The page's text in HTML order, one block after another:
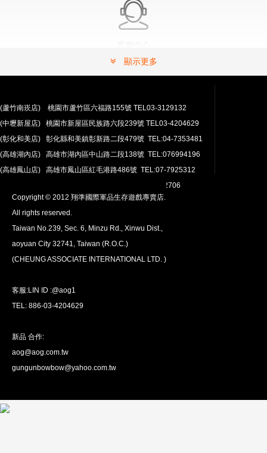
有問題嗎？ 可以連絡我們。
常見問題解答請按這裡.
安心購買
我們將運送至全球
顯示更多
(蘆竹南崁店) 桃園市蘆竹區六福路155號 TEL03-3129132
(中壢新屋店) 桃園市新屋區民族路六段239號 TEL03-4204629
(彰化和美店) 彰化縣和美鎮彰新路二段479號 TEL:04-7353481
(高雄湖內店) 高雄市湖內區中山路二段138號 TEL:076994196
(高雄鳳山店) 高雄市鳳山區紅毛港路486號 TEL:07-7925312
翔準網路部門:TEL 03-4202763 03-4202706
Copyright © 2012 翔準國際軍品生存遊戲專賣店.
All rights reserved.
Taiwan No.239, Sec. 6, Minzu Rd., Xinwu Dist.,
aoyuan City 32741, Taiwan (R.O.C.)
(CHEUNG ASSOCIATE INTERNATIONAL LTD. )
客服:LIN ID :@aog1
TEL: 886-03-4204629
新品 合作:
aog@aog.com.tw
gungunbowbow@yahoo.com.tw